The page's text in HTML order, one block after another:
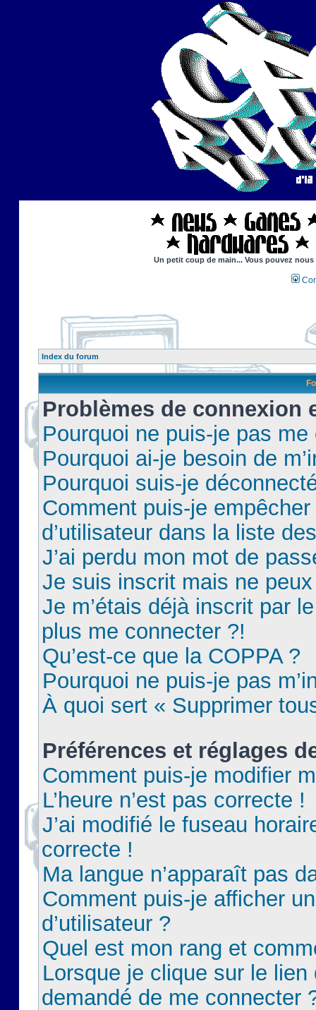
Un petit coup de main... Vous pouvez
Index du forum
Problèmes de connexion
Pourquoi ne puis-je pas
Pourquoi ai-je besoin de
Pourquoi suis-je
Comment puis-je
d’utilisateur dans la liste
J’ai perdu mon mot de
Je suis inscrit mais ne
Je m’étais déjà inscrit par
plus me connecter ?!
Qu’est-ce que la COPPA ?
Pourquoi ne puis-je pas
À quoi sert « Supprimer
Préférences et réglages
Comment puis-je modifier
L’heure n’est pas correcte !
J’ai modifié le fuseau
correcte !
Ma langue n’apparaît pas
Comment puis-je afficher
d’utilisateur ?
Quel est mon rang et
Lorsque je clique sur le lien
demandé de me connecter